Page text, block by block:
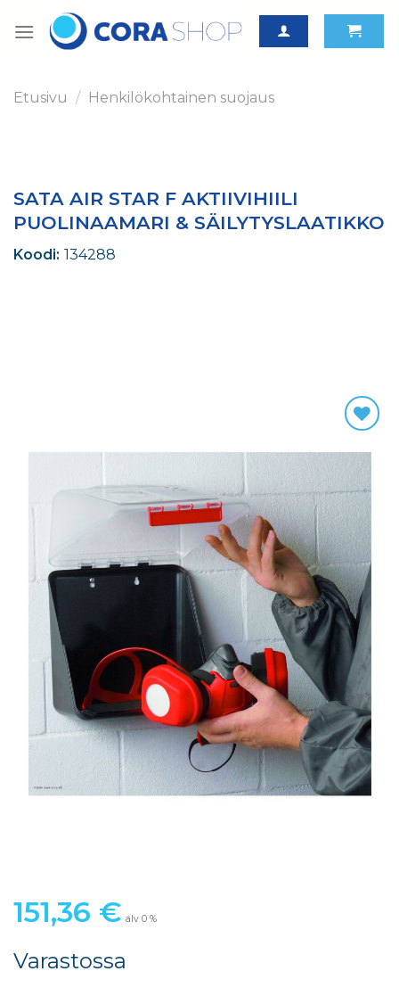
Etusivu / Henkilökohtainen suojaus
SATA AIR STAR F AKTIIVIHIILI
PUOLINAAMARI & SÄILYTYSLAATIKKO
Koodi: 134288
151,36 € alv 0 %
Varastossa